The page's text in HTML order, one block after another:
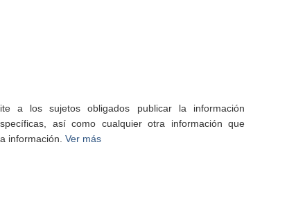
a los sujetos obligados publicar la información
así como cualquier otra información que
información. Ver más